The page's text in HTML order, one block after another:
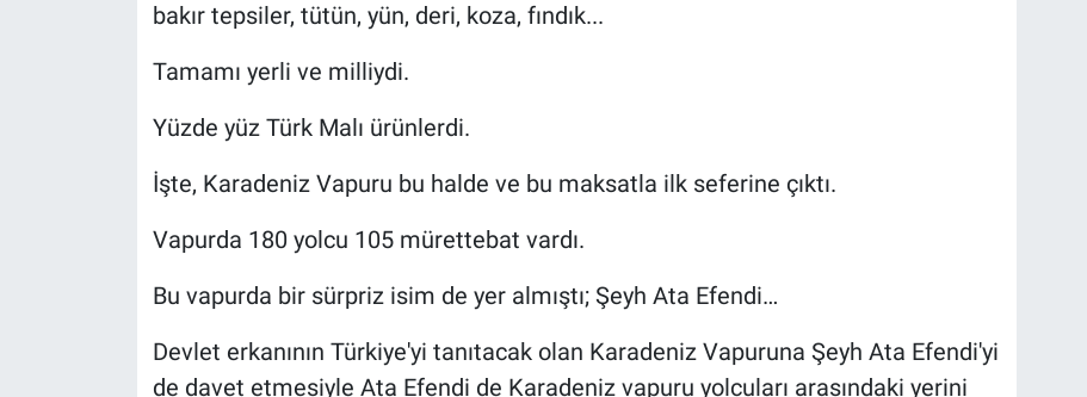
bakır tepsiler, tütün, yün, deri, koza, fındık...
Tamamı yerli ve milliydi.
Yüzde yüz Türk Malı ürünlerdi.
İşte, Karadeniz Vapuru bu halde ve bu maksatla ilk seferine çıktı.
Vapurda 180 yolcu 105 mürettebat vardı.
Bu vapurda bir sürpriz isim de yer almıştı; Şeyh Ata Efendi…
Devlet erkanının Türkiye'yi tanıtacak olan Karadeniz Vapuruna Şeyh Ata Efendi'yi
de davet etmesiyle Ata Efendi de Karadeniz vapuru yolcuları arasındaki yerini